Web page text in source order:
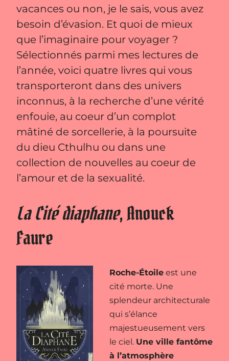
vacances ou non, je le sais, vous avez
besoin d’évasion. Et quoi de mieux
que l’imaginaire pour voyager ?
Sélectionnés parmi mes lectures de
l’année, voici quatre livres qui vous
transporteront dans des univers
inconnus, à la recherche d’une vérité
enfouie, au coeur d’un complot
mâtiné de sorcellerie, à la poursuite
du dieu Cthulhu ou dans une
collection de nouvelles au coeur de
l’amour et de la sexualité.
La Cité diaphane, Anouck
Faure
Roche-Étoile est une
cité morte. Une
splendeur architecturale
qui s’élance
majestueusement vers
le ciel. Une ville fantôme
à l’atmosphère